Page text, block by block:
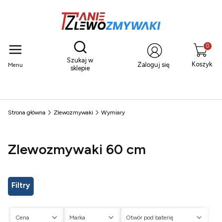
Menu
Otwórz wyszukiwarkę
Szukaj w
sklepie
Zaloguj się Koszyk
Strona główna Zlewozmywaki Wymiary
Zlewozmywaki 60 cm
Filtry
Cena Marka Otwór pod baterię